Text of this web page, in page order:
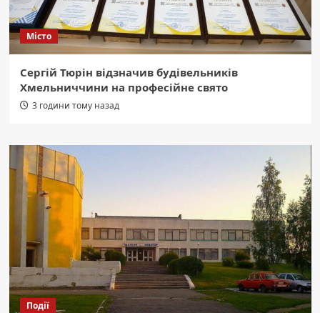
Місто
Сергій Тюрін відзначив будівельників
Хмельниччини на професійне свято
3 години тому назад
Події